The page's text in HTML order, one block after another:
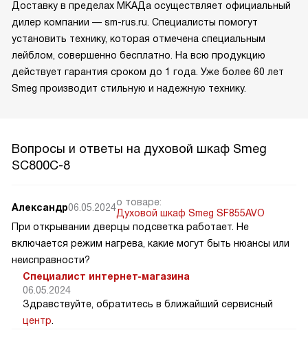
Доставку в пределах МКАДа осуществляет официальный
дилер компании — sm-rus.ru. Специалисты помогут
установить технику, которая отмечена специальным
лейблом, совершенно бесплатно. На всю продукцию
действует гарантия сроком до 1 года. Уже более 60 лет
Smeg производит стильную и надежную технику.
Вопросы и ответы на духовой шкаф Smeg
SC800C-8
Александр06.05.2024о товаре:
Духовой шкаф Smeg SF855AVO
При открывании дверцы подсветка работает. Не
включается режим нагрева, какие могут быть нюансы или
неисправности?
Специалист интернет-магазина
06.05.2024
Здравствуйте, обратитесь в ближайший сервисный
центр